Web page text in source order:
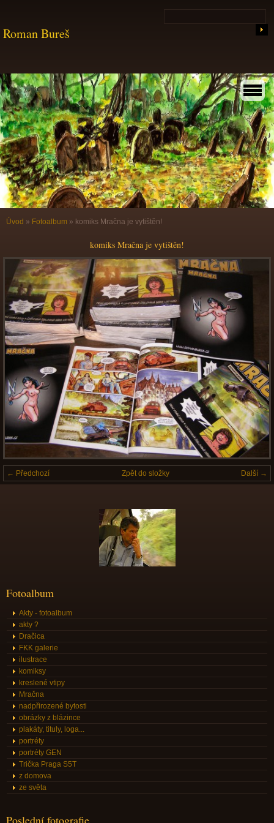
Roman Bureš
Úvod » Fotoalbum » komiks Mračna je vytištěn!
komiks Mračna je vytištěn!
← Předchozí Další →
Zpět do složky
Fotoalbum
Akty - fotoalbum
akty ?
Dračica
FKK galerie
ilustrace
komiksy
kreslené vtipy
Mračna
nadpřirozené bytosti
obrázky z blázince
plakáty, tituly, loga...
portréty
portréty GEN
Trička Praga S5T
z domova
ze světa
Poslední fotografie